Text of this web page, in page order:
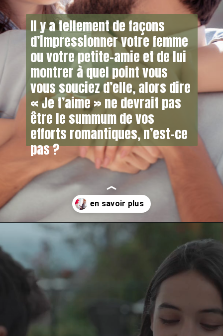
Il y a tellement de façons
d’impressionner votre femme
ou votre petite-amie et de lui
montrer à quel point vous
vous souciez d’elle, alors dire
« Je t’aime » ne devrait pas
être le summum de vos
efforts romantiques, n’est-ce
pas ?